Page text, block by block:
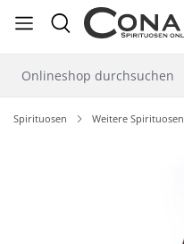
springen
Spirituosen Weitere Spirituosen